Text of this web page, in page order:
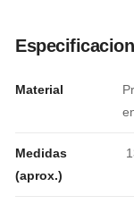
Material
Medidas
(aprox.)